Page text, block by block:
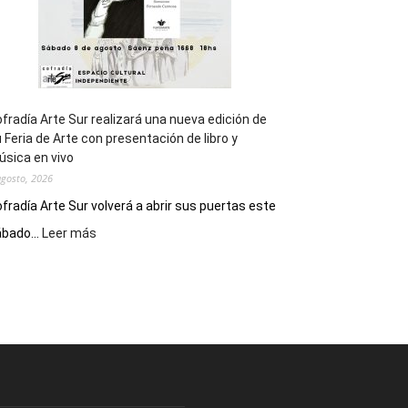
Arte Sur realizará una nueva edición de
Feria de Arte con presentación de libro y
en vivo
2026
Arte Sur volverá a abrir sus puertas este
Leer más
nueva